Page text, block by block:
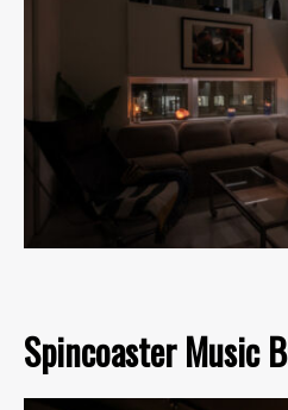
Spincoaster Music